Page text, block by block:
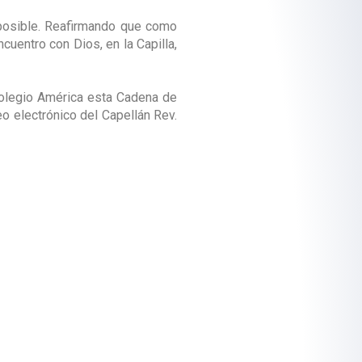
Reafirmando que como
con Dios, en la Capilla,
América esta Cadena de
electrónico del Capellán Rev.